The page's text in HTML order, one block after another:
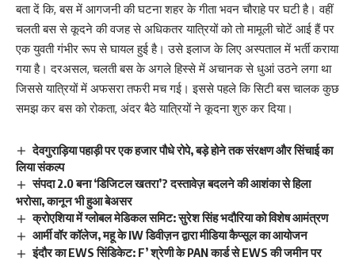
बता दें कि, बस में आगजनी की घटना शहर के गीता भवन चौराहे पर घटी है। वहीं
चलती बस से कूदने की वजह से अधिकतर यात्रियों को तो मामूली चोटें आई हैं पर
एक युवती गंभीर रूप से घायल हुई है। उसे इलाज के लिए अस्पताल में भर्ती कराया
गया है। दरअसल, चलती बस के अगले हिस्से में अचानक से धुआं उठने लगा था
जिससे यात्रियों में अफसरा तफरी मच गई। इससे पहले कि सिटी बस चालक कुछ
समझ कर बस को रोकता, अंदर बैठे यात्रियों ने कूदना शुरु कर दिया।
देवगुराड़िया पहाड़ी पर एक हजार पौधे रोपे, बड़े होने तक संरक्षण और सिंचाई का
लिया संकल्प
संपदा 2.0 बना ‘डिजिटल खतरा’? दस्तावेज़ बदलने की आशंका से हिला
भरोसा, कानून भी हुआ बेअसर
क्रोएशिया में ग्लोबल मेडिकल समिट: सुरेश सिंह भदौरिया को विशेष आमंत्रण
आर्मी वॉर कॉलेज, महू के IW डिवीज़न द्वारा मीडिया कैप्सूल का आयोजन
इंदौर का EWS सिंडिकेट: F’ श्रेणी के PAN कार्ड से EWS की जमीन पर